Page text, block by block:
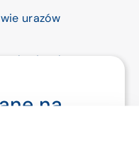
urazów
udowego
na
są